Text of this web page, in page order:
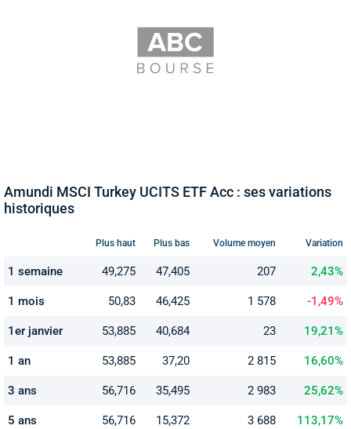
Amundi MSCI Turkey UCITS ETF Acc : ses variations
historiques
Plus haut Plus bas Volume moyen Variation
1 semaine 49,275 47,405 207 2,43%
1 mois 50,83 46,425 1 578 -1,49%
1er janvier 53,885 40,684 23 19,21%
1 an 53,885 37,20 2 815 16,60%
3 ans 56,716 35,495 2 983 25,62%
5 ans 56,716 15,372 3 688 113,17%